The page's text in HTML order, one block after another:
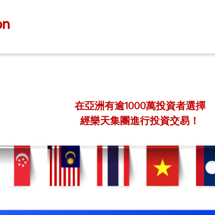
在亞洲有逾1000萬投資者選擇
經樂天集團進行投資交易！